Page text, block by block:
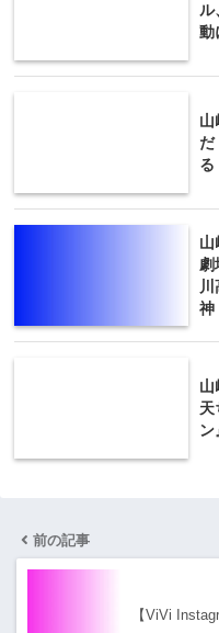
ル
動
山
だ
る
山
劇
神
山
ン
前の記事
【ViVi